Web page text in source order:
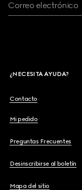
Correo electrónico
¿NECESITA AYUDA?
Contacto
Mi pedido
Preguntas Frecuentes
Desinscribirse al boletín
Mapa del sitio